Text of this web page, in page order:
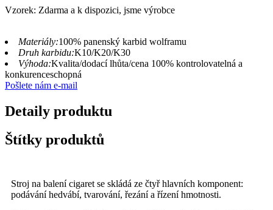
Vzorek: Zdarma a k dispozici, jsme výrobce
Materiály:100% panenský karbid wolframu
Druh karbidu:K10/K20/K30
Výhoda:Kvalita/dodací lhůta/cena 100% kontrolovatelná a
konkurenceschopná
Pošlete nám e-mail
Detaily produktu
Štítky produktů
Stroj na balení cigaret se skládá ze čtyř hlavních komponent:
podávání hedvábí, tvarování, řezání a řízení hmotnosti.